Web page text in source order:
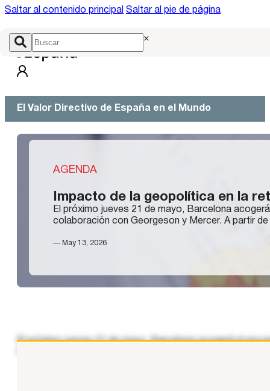
Saltar al contenido principal Saltar al pie de página
×
El Valor Directivo de España en el Mundo
AGENDA
Impacto de la geopolítica en la
El próximo jueves 21 de mayo, Barcelona
colaboración con Georgeson y Mercer. A partir
— May 13, 2026
El próximo jueves 21 de mayo, Barcelona acogerá el